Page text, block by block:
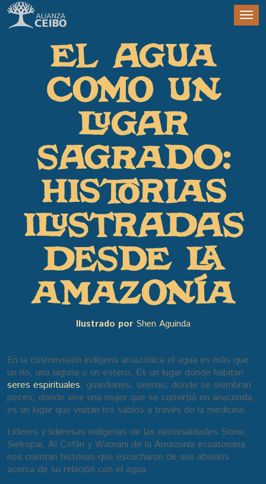
EL AGUA
COMO UN
LUGAR
SAGRADO:
HISTORIAS
ILUSTRADAS
DESDE LA
AMAZONÍA
Ilustrado porShen Aguinda
En la cosmovisión indígena amazónica el agua es más que
un río, una laguna o un estero. Es un lugar donde habitan
seres espirituales, guardianes, sirenas; donde se siembran
peces, donde vive una mujer que se convirtió en anaconda,
es un lugar que visitan los sabios a través de la medicina.
Líderes y lideresas indígenas de las nacionalidades Siona,
Siekopai, A’i Cofán y Waorani de la Amazonía ecuatoriana
nos cuentan historias que escucharon de sus abuelos
acerca de su relación con el agua.